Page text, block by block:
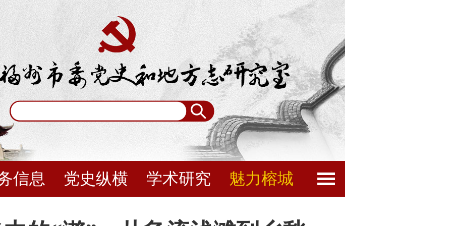
信息 党史纵横 学术研究 魅力榕城 闽都文化